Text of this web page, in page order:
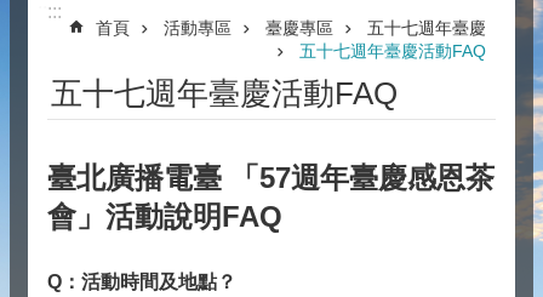
:::
首頁 活動專區 臺慶專區
五十七週年臺慶
五十七週年臺慶活動FAQ
五十七週年臺慶活動FAQ
臺北廣播電臺 「57週年臺慶感恩茶
會」活動說明FAQ
Q ：活動時間及地點？